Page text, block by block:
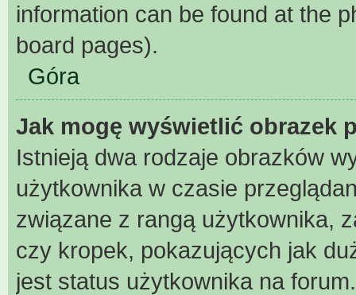
information can be found at the
board pages).
Góra
Jak mogę wyświetlić obrazek
Istnieją dwa rodzaje obrazków
użytkownika w czasie
związane z rangą użytkownika,
czy kropek, pokazujących jak
jest status użytkownika na